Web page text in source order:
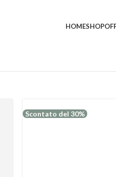
HOMESHOP
Scontato del 30%